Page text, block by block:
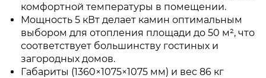
комфортной температуры в помещении.
Мощность 5 кВт делает камин оптимальным
выбором для отопления площади до 50 м², что
соответствует большинству гостиных и
загородных домов.
Габариты (1360×1075×1075 мм) и вес 86 кг